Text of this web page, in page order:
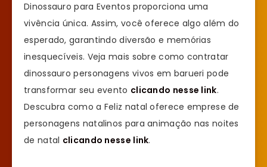
Dinossauro para Eventos proporciona uma
vivência única. Assim, você oferece algo além do
esperado, garantindo diversão e memórias
inesquecíveis. Veja mais sobre como contratar
dinossauro personagens vivos em barueri pode
transformar seu evento clicando nesse link.
Descubra como a Feliz natal oferece emprese de
personagens natalinos para animação nas noites
de natal clicando nesse link.